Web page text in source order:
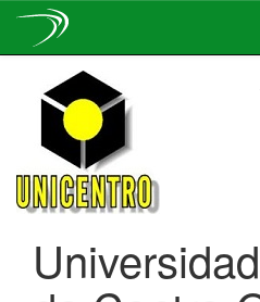
navigation